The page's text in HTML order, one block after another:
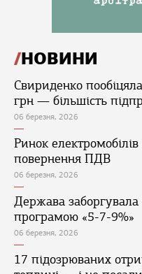
НОВИНИ
Свириденко
грн — більшість
06 березня, 2026
Ринок
повернення ПДВ
06 березня, 2026
Держава
програмою «5-7-9%»
06 березня, 2026
17 підозрюваних